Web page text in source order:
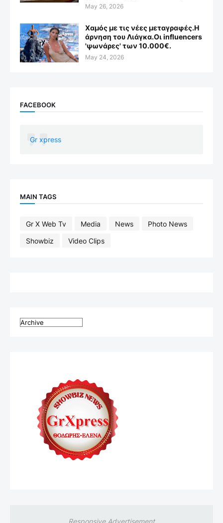
May 26, 2026
Χαμός με τις νέες μεταγραφές.Η
άρνηση του Λιάγκα.Οι influencers
'ψωνάρες' των 10.000€.
May 24, 2026
FACEBOOK
Gr xpress
MAIN TAGS
Gr X Web Tv Media News
Photo News
Showbiz
Video Clips